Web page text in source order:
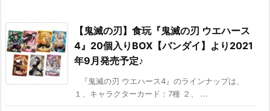
【鬼滅の刃】食玩『鬼滅の刃 ウエハース
4』20個入りBOX【バンダイ】より2021
年9月発売予定♪
『鬼滅の刃 ウエハース4』のラインナップは、
１、キャラクターカード：7種 ２、 ...